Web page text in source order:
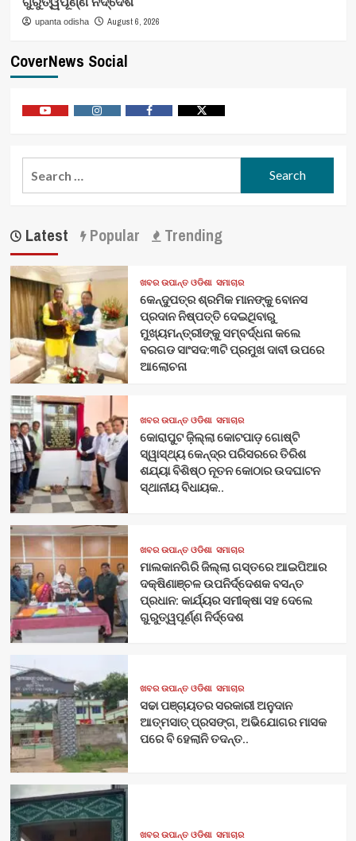
upanta odisha August 6, 2026
CoverNews Social
Latest Popular Trending
ଖବର ଉପାନ୍ତ ଓଡିଶା ସମାଚାର
କେନ୍ଦୁପତ୍ର ଶ୍ରମିକ ମାନଙ୍କୁ ବୋନସ
ପ୍ରଦାନ ନିଷ୍ପତ୍ତି ଦେଇଥିବାରୁ
ମୁଖ୍ୟମନ୍ତ୍ରୀଙ୍କୁ ସମ୍ବର୍ଦ୍ଧନା କଲେ
ବରଗଡ ସାଂସଦ:୩ଟି ପ୍ରମୁଖ ଦାବୀ ଉପରେ
ଆଲୋଚନା
ଖବର ଉପାନ୍ତ ଓଡିଶା ସମାଚାର
କୋରାପୁଟ ଜ଼ିଲ୍ଲା କୋଟପାଡ଼ ଗୋଷ୍ଟି
ସ୍ୱାସ୍ଥ୍ୟ କେନ୍ଦ୍ର ପରିସରରେ ତିରିଶ
ଶଯ୍ୟା ବିଶିଷ୍ଠ ନୂତନ କୋଠାର ଉଦଘାଟନ
ସ୍ଥାନୀୟ ବିଧାୟକ..
ଖବର ଉପାନ୍ତ ଓଡିଶା ସମାଚାର
ମାଲକାନଗିରି ଜିଲ୍ଲା ଗସ୍ତରେ ଆଇପିଆର
ଦକ୍ଷିଣାଞ୍ଚଳ ଉପନିର୍ଦ୍ଦେଶକ ବସନ୍ତ
ପ୍ରଧାନ: କାର୍ଯ୍ୟର ସମୀକ୍ଷା ସହ ଦେଲେ
ଗୁରୁତ୍ୱପୂର୍ଣ୍ଣ ନିର୍ଦ୍ଦେଶ
ଖବର ଉପାନ୍ତ ଓଡିଶା ସମାଚାର
ସଢା ପଞ୍ଚାୟତର ସରକାରୀ ଅନୁଦାନ
ଆତ୍ମସାତ୍ ପ୍ରସଙ୍ଗ, ଅଭିଯୋଗର ମାସକ
ପରେ ବି ହେଲାନି ତଦନ୍ତ..
ଖବର ଉପାନ୍ତ ଓଡିଶା ସମାଚାର